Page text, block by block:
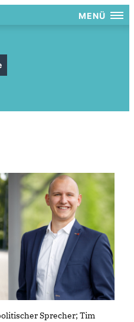
MENÜ
Sprecher; Tim